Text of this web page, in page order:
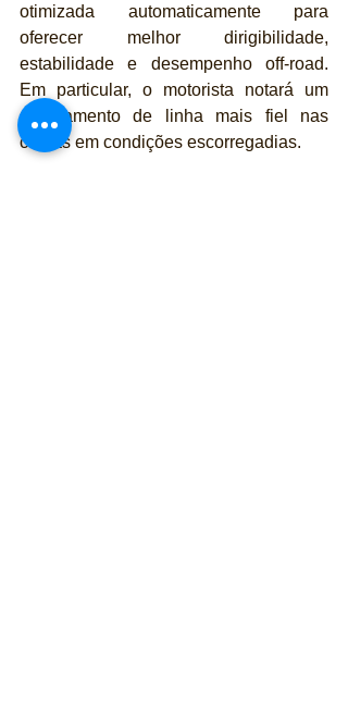
otimizada automaticamente para
oferecer melhor dirigibilidade,
estabilidade e desempenho off-road.
Em particular, o motorista notará um
rastreamento de linha mais fiel nas
curvas em condições escorregadias.